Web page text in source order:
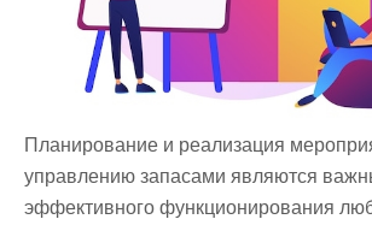
Планирование и реализация
управлению запасами являются
эффективного функционирования